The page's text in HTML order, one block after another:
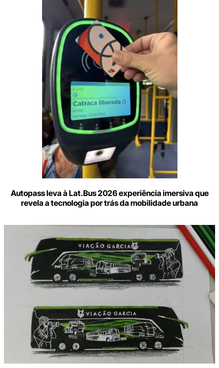
Autopass leva à Lat.Bus 2026 experiência imersiva que
revela a tecnologia por trás da mobilidade urbana